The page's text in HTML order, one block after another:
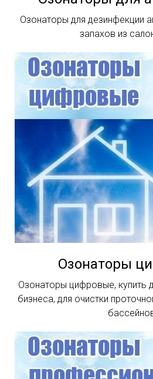
Озонаторы для дезинфекции
запахов из
Озонаторы
Озонаторы цифровые, купить
бизнеса, для очистки